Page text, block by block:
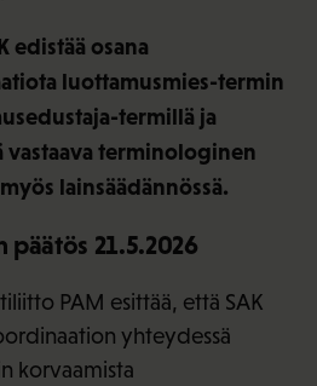
edistää osana
luottamusmies-termin
termillä ja
vastaava terminologinen
lainsäädännössä.
päätös 21.5.2026
PAM esittää, että SAK
yhteydessä
korvaamista